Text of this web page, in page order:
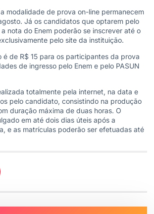
modalidade de prova on-line permanecem
Já os candidatos que optarem pelo
nota do Enem poderão se inscrever até o
pelo site da instituição.
é de R$ 15 para os participantes da prova
de ingresso pelo Enem e pelo PASUN
totalmente pela internet, na data e
pelo candidato, consistindo na produção
duração máxima de duas horas. O
em até dois dias úteis após a
e as matrículas poderão ser efetuadas até